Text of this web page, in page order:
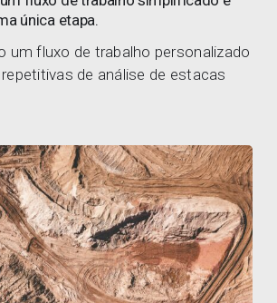
única etapa.
um fluxo de trabalho personalizado
de análise de estacas